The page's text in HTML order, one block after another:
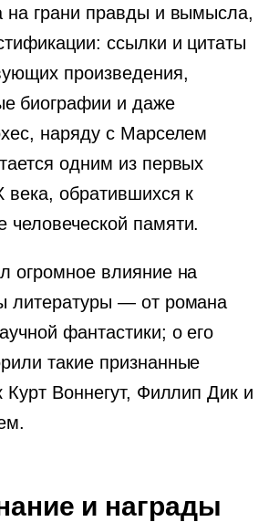
на грани правды и вымысла,
ссылки и цитаты
произведения,
биографии и даже
наряду с Марселем
одним из первых
века, обратившихся к
человеческой памяти.
огромное влияние на
литературы — от романа
фантастики; о его
такие признанные
Курт Воннегут, Филлип Дик и
и награды